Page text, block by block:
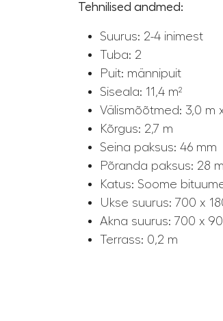
Tehnilised andmed:
Suurus: 2-4 inimest
Tuba: 2
Puit: männipuit
Siseala: 11,4 m²
Välismõõtmed: 3,0 m
Kõrgus: 2,7 m
Seina paksus: 46 mm
Põranda paksus: 28
Katus: Soome
Ukse suurus: 700 x
Akna suurus: 700 x
Terrass: 0,2 m